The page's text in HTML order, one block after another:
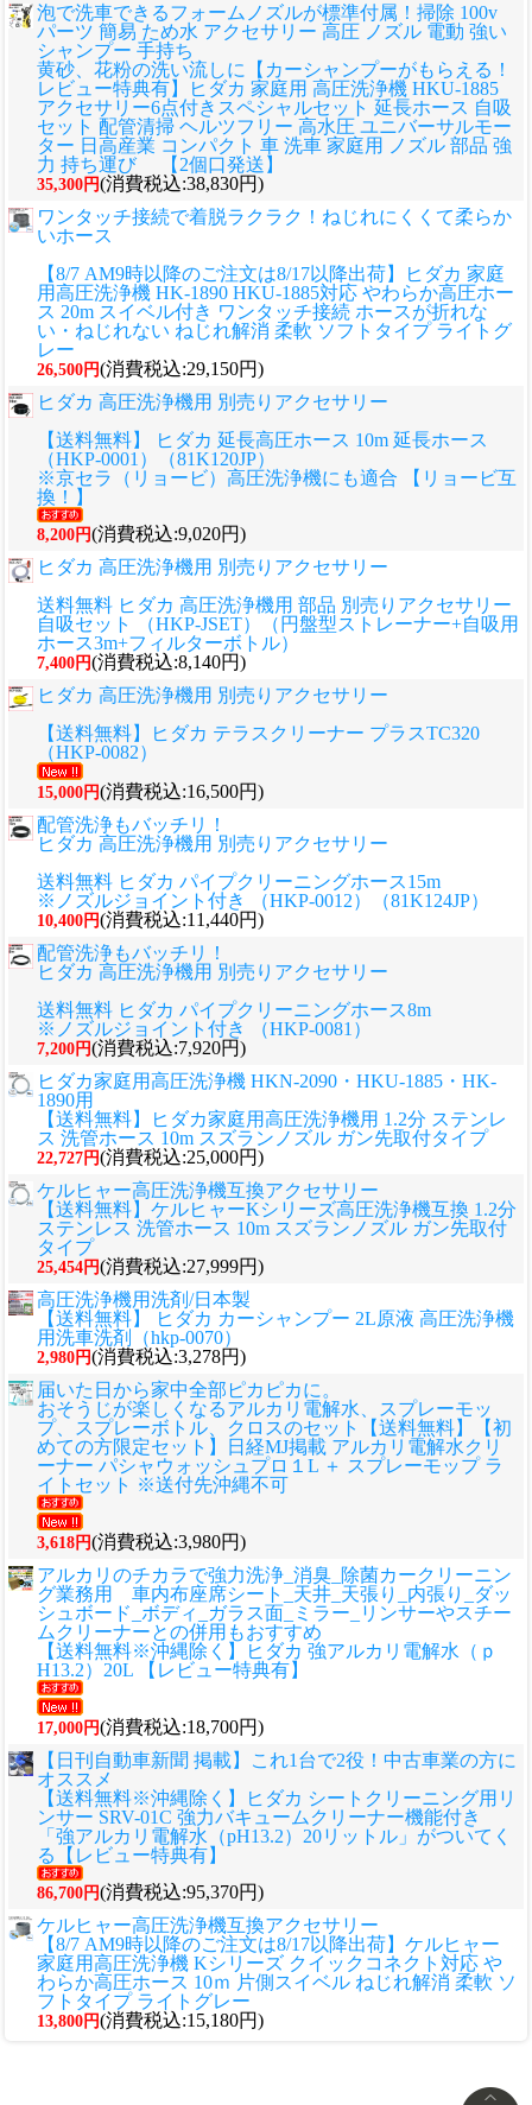
泡で洗車できるフォームノズルが標準付属！掃除 100v
パーツ 簡易 ため水 アクセサリー 高圧 ノズル 電動 強い
シャンプー 手持ち
黄砂、花粉の洗い流しに
【カーシャンプーがもらえる！
レビュー特典有】ヒダカ 家庭用 高圧洗浄機 HKU-1885
アクセサリー6点付きスペシャルセット 延長ホース 自吸
セット 配管清掃 ヘルツフリー 高水圧 ユニバーサルモー
ター 日高産業 コンパクト 車 洗車 家庭用 ノズル 部品 強
力 持ち運び 【2個口発送】
35,300円(消費税込:38,830円)
ワンタッチ接続で着脱ラクラク！ねじれにくくて柔らか
いホース
【8/7 AM9時以降のご注文は8/17以降出荷】ヒダカ 家庭
用高圧洗浄機 HK-1890 HKU-1885対応 やわらか高圧ホー
ス 20m スイベル付き ワンタッチ接続 ホースが折れな
い・ねじれない ねじれ解消 柔軟 ソフトタイプ ライトグ
レー
26,500円(消費税込:29,150円)
ヒダカ 高圧洗浄機用 別売りアクセサリー
【送料無料】 ヒダカ 延長高圧ホース 10m 延長ホース
（HKP-0001）（81K120JP）
※京セラ（リョービ）高圧洗浄機にも適合 【リョービ互
換！】
8,200円(消費税込:9,020円)
ヒダカ 高圧洗浄機用 別売りアクセサリー
送料無料 ヒダカ 高圧洗浄機用 部品 別売りアクセサリー
自吸セット （HKP-JSET）（円盤型ストレーナー+自吸用
ホース3m+フィルターボトル）
7,400円(消費税込:8,140円)
ヒダカ 高圧洗浄機用 別売りアクセサリー
【送料無料】ヒダカ テラスクリーナー プラスTC320
（HKP-0082）
15,000円(消費税込:16,500円)
配管洗浄もバッチリ！
ヒダカ 高圧洗浄機用 別売りアクセサリー
送料無料 ヒダカ パイプクリーニングホース15m
※ノズルジョイント付き （HKP-0012）（81K124JP）
10,400円(消費税込:11,440円)
配管洗浄もバッチリ！
ヒダカ 高圧洗浄機用 別売りアクセサリー
送料無料 ヒダカ パイプクリーニングホース8m
※ノズルジョイント付き （HKP-0081）
7,200円(消費税込:7,920円)
ヒダカ家庭用高圧洗浄機 HKN-2090・HKU-1885・HK-
1890用
【送料無料】ヒダカ家庭用高圧洗浄機用 1.2分 ステンレ
ス 洗管ホース 10m スズランノズル ガン先取付タイプ
22,727円(消費税込:25,000円)
ケルヒャー高圧洗浄機互換アクセサリー
【送料無料】ケルヒャーKシリーズ高圧洗浄機互換 1.2分
ステンレス 洗管ホース 10m スズランノズル ガン先取付
タイプ
25,454円(消費税込:27,999円)
高圧洗浄機用洗剤/日本製
【送料無料】 ヒダカ カーシャンプー 2L原液 高圧洗浄機
用洗車洗剤（hkp-0070）
2,980円(消費税込:3,278円)
届いた日から家中全部ピカピカに。
おそうじが楽しくなるアルカリ電解水、スプレーモッ
プ、スプレーボトル、クロスのセット
【送料無料】【初
めての方限定セット】日経MJ掲載 アルカリ電解水クリ
ーナー パシャウォッシュプロ１L ＋ スプレーモップ ラ
イトセット ※送付先沖縄不可
3,618円(消費税込:3,980円)
アルカリのチカラで強力洗浄_消臭_除菌カークリーニン
グ業務用 車内布座席シート_天井_天張り_内張り_ダッ
シュボード_ボディ_ガラス面_ミラー_リンサーやスチー
ムクリーナーとの併用もおすすめ
【送料無料※沖縄除く】ヒダカ 強アルカリ電解水（ｐ
H13.2）20L 【レビュー特典有】
17,000円(消費税込:18,700円)
【日刊自動車新聞 掲載】これ1台で2役！中古車業の方に
オススメ
【送料無料※沖縄除く】ヒダカ シートクリーニング用リ
ンサー SRV-01C 強力バキュームクリーナー機能付き
「強アルカリ電解水（pH13.2）20リットル」がついてく
る【レビュー特典有】
86,700円(消費税込:95,370円)
ケルヒャー高圧洗浄機互換アクセサリー
【8/7 AM9時以降のご注文は8/17以降出荷】ケルヒャー
家庭用高圧洗浄機 Kシリーズ クイックコネクト対応 や
わらか高圧ホース 10ｍ 片側スイベル ねじれ解消 柔軟 ソ
フトタイプ ライトグレー
13,800円(消費税込:15,180円)